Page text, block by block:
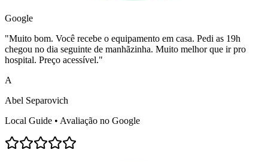
Google
"Muito bom. Você recebe o equipamento em casa. Pedi as 19h
chegou no dia seguinte de manhãzinha. Muito melhor que ir pro
hospital. Preço acessível."
A
Abel Separovich
Local Guide • Avaliação no Google